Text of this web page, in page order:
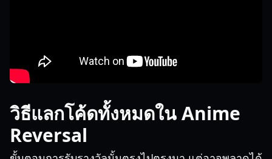
วิธีแลกโค้ดทั้งหมดใน Anime
Reversal